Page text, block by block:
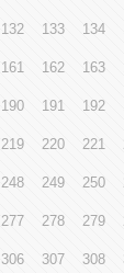
132 133 134
161 162 163
190 191 192
219 220 221
248 249 250
277 278 279
306 307 308